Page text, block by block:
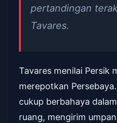
pertandingan
Tavares.
Tavares menilai Persik
merepotkan
cukup berbahaya
ruang, mengirim